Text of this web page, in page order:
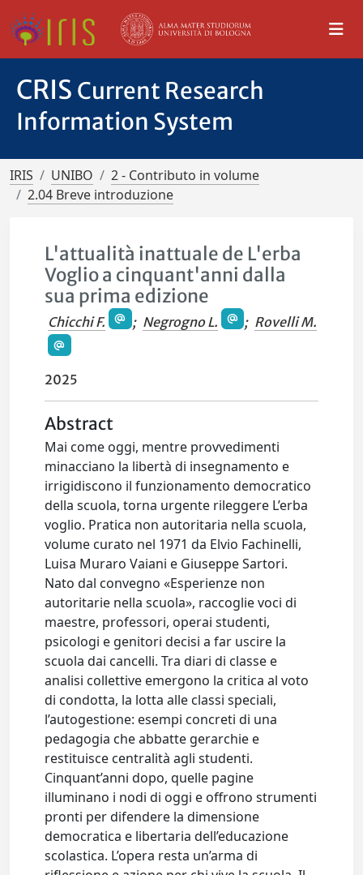
CRIS Current Research
Information System
IRIS UNIBO
2 - Contributo in volume
2.04 Breve introduzione
L'attualità inattuale de L'erba
Voglio a cinquant'anni dalla
sua prima edizione
Chicchi F. ; Negrogno L. ; Rovelli M.
2025
Abstract
Mai come oggi, mentre provvedimenti
minacciano la libertà di insegnamento e
irrigidiscono il funzionamento democratico
della scuola, torna urgente rileggere L’erba
voglio. Pratica non autoritaria nella scuola,
volume curato nel 1971 da Elvio Fachinelli,
Luisa Muraro Vaiani e Giuseppe Sartori.
Nato dal convegno «Esperienze non
autoritarie nella scuola», raccoglie voci di
maestre, professori, operai studenti,
psicologi e genitori decisi a far uscire la
scuola dai cancelli. Tra diari di classe e
analisi collettive emergono la critica al voto
di condotta, la lotta alle classi speciali,
l’autogestione: esempi concreti di una
pedagogia che abbatte gerarchie e
restituisce centralità agli studenti.
Cinquant’anni dopo, quelle pagine
illuminano i nodi di oggi e offrono strumenti
pronti per difendere la dimensione
democratica e libertaria dell’educazione
scolastica. L’opera resta un’arma di